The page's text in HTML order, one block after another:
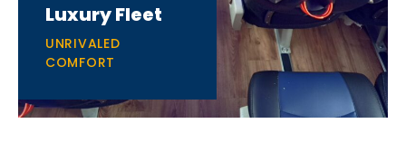
Luxury Fleet
UNRIVALED
COMFORT